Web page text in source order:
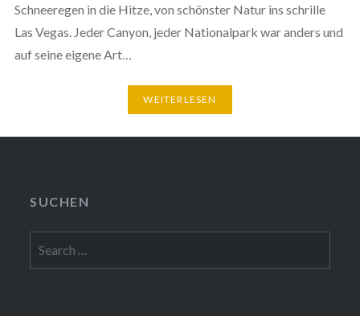
Schneeregen in die Hitze, von schönster Natur ins schrille
Las Vegas. Jeder Canyon, jeder Nationalpark war anders und
auf seine eigene Art…
WEITERLESEN
SUCHEN
for: